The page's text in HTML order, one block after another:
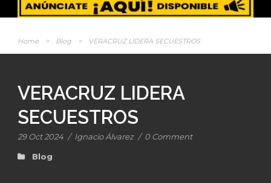
Home > Blog > VERACRUZ LIDERA SECUESTROS
VERACRUZ LIDERA
SECUESTROS
29 Oct 2024 / Ignacio Álvarez / 0 Comment
Blog